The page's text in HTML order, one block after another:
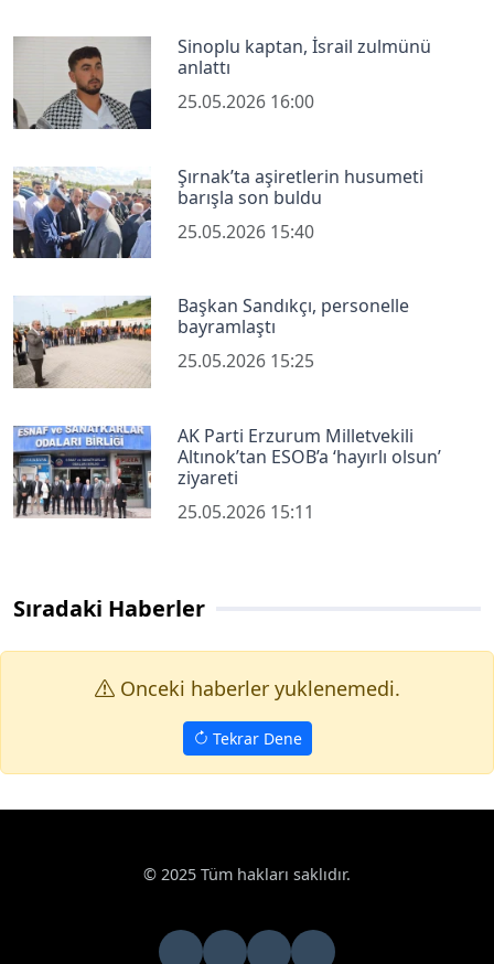
Sinoplu kaptan, İsrail zulmünü
anlattı
25.05.2026 16:00
Şırnak’ta aşiretlerin husumeti
barışla son buldu
25.05.2026 15:40
Başkan Sandıkçı, personelle
bayramlaştı
25.05.2026 15:25
AK Parti Erzurum Milletvekili
Altınok’tan ESOB’a ‘hayırlı olsun’
ziyareti
25.05.2026 15:11
Sıradaki Haberler
Onceki haberler yuklenemedi.
Tekrar Dene
© 2025 Tüm hakları saklıdır.